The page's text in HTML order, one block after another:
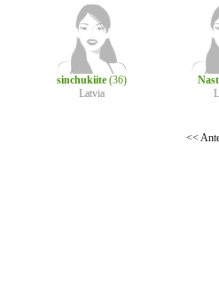
sinchukiite (36)
Latvia
<<